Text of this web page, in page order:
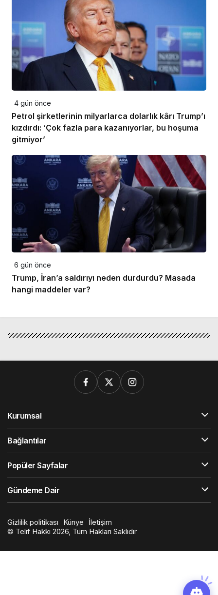
4 gün önce
Petrol şirketlerinin milyarlarca dolarlık kârı Trump’ı
kızdırdı: ‘Çok fazla para kazanıyorlar, bu hoşuma
gitmiyor’
6 gün önce
Trump, İran’a saldırıyı neden durdurdu? Masada
hangi maddeler var?
Kurumsal
Bağlantılar
Popüler Sayfalar
Gündeme Dair
Gizlilik politikası Künye
İletişim
© Telif Hakkı 2026, Tüm Hakları Saklıdır